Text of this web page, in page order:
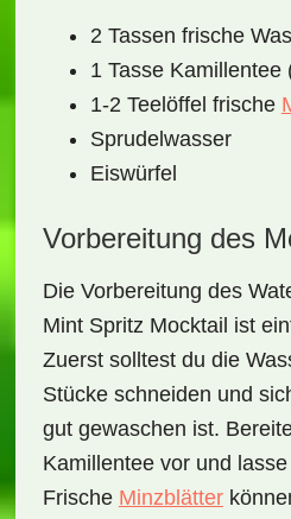
2 Tassen frische
1 Tasse Kamillentee
1-2 Teelöffel frische
Sprudelwasser
Eiswürfel
Vorbereitung des
Die Vorbereitung des
Mint Spritz Mocktail ist
Zuerst solltest du die
Stücke schneiden und
gut gewaschen ist.
Kamillentee vor und
Frische Minzblätter